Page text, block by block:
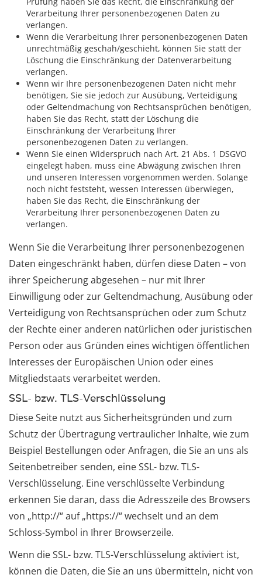
Verarbeitung Ihrer personenbezogenen Daten zu
verlangen.
Wenn die Verarbeitung Ihrer personenbezogenen Daten
unrechtmäßig geschah/geschieht, können Sie statt der
Löschung die Einschränkung der Datenverarbeitung
verlangen.
Wenn wir Ihre personenbezogenen Daten nicht mehr
benötigen, Sie sie jedoch zur Ausübung, Verteidigung
oder Geltendmachung von Rechtsansprüchen benötigen,
haben Sie das Recht, statt der Löschung die
Einschränkung der Verarbeitung Ihrer
personenbezogenen Daten zu verlangen.
Wenn Sie einen Widerspruch nach Art. 21 Abs. 1 DSGVO
eingelegt haben, muss eine Abwägung zwischen Ihren
und unseren Interessen vorgenommen werden. Solange
noch nicht feststeht, wessen Interessen überwiegen,
haben Sie das Recht, die Einschränkung der
Verarbeitung Ihrer personenbezogenen Daten zu
verlangen.
Wenn Sie die Verarbeitung Ihrer personenbezogenen
Daten eingeschränkt haben, dürfen diese Daten – von
ihrer Speicherung abgesehen – nur mit Ihrer
Einwilligung oder zur Geltendmachung, Ausübung oder
Verteidigung von Rechtsansprüchen oder zum Schutz
der Rechte einer anderen natürlichen oder juristischen
Person oder aus Gründen eines wichtigen öffentlichen
Interesses der Europäischen Union oder eines
Mitgliedstaats verarbeitet werden.
SSL- bzw. TLS-Verschlüsselung
Diese Seite nutzt aus Sicherheitsgründen und zum
Schutz der Übertragung vertraulicher Inhalte, wie zum
Beispiel Bestellungen oder Anfragen, die Sie an uns als
Seitenbetreiber senden, eine SSL- bzw. TLS-
Verschlüsselung. Eine verschlüsselte Verbindung
erkennen Sie daran, dass die Adresszeile des Browsers
von „http://“ auf „https://“ wechselt und an dem
Schloss-Symbol in Ihrer Browserzeile.
Wenn die SSL- bzw. TLS-Verschlüsselung aktiviert ist,
können die Daten, die Sie an uns übermitteln, nicht von